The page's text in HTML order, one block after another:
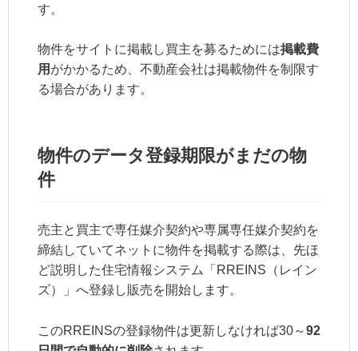
す。
物件をサイトに掲載し買主を募るためには掲載費
用 がかかるため、不動産会社は掲載物件を制限す
る場合があります。
物件のデータ登録期限がまだの物
件
売主と買主で専任媒介契約や専属専任媒介契約を
締結していてネットに物件を掲載する際は、先ほ
ど説明した住宅情報システム「RREINS（レイン
ズ）」へ登録し販売を開始します。
このRREINSの登録物件は更新しなければ30～92